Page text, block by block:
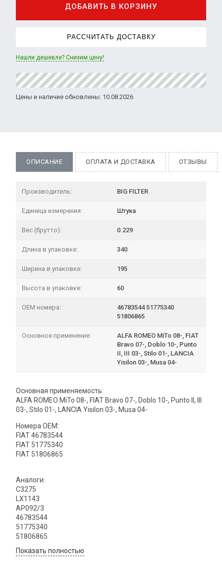
ДОБАВИТЬ В КОРЗИНУ
РАССЧИТАТЬ ДОСТАВКУ
Нашли дешевле? Снизим цену!
Цены и наличие обновлены: 10.08.2026
ОПИСАНИЕ ОПЛАТА И ДОСТАВКА ОТЗЫВЫ
Производитель: BIG FILTER
Единица измерения: Штука
Вес (брутто): 0.229
Длина в упаковке: 340
Ширина в упаковке: 195
Высота в упаковке: 60
OEM номера:
46783544 51775340
51806865
Основное применение:
ALFA ROMEO MiTo 08-, FIAT
Bravo 07-, Doblo 10-, Punto
II, III 03-, Stilo 01-, LANCIA
Yisilon 03-, Musa 04-
Основная применяемость:
ALFA ROMEO MiTo 08-, FIAT Bravo 07-, Doblo 10-, Punto II, III
03-, Stilo 01-, LANCIA Yisilon 03-, Musa 04-
Номера OEM:
FIAT 46783544
FIAT 51775340
FIAT 51806865
Аналоги:
C3275
LX1143
AP092/3
46783544
51775340
51806865
Показать полностью